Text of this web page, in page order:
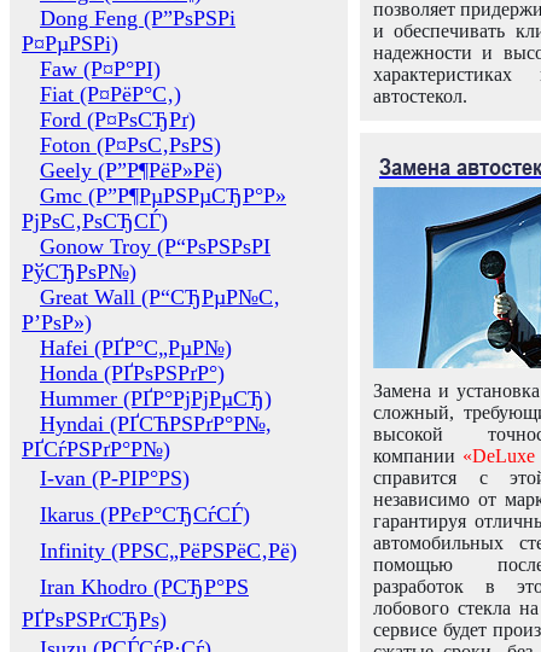
Dong Feng (Р”РѕРЅРі
Р¤РµРЅРі)
Faw (Р¤Р°РІ)
Fiat (Р¤РёР°С‚)
Ford (Р¤РѕСЂРґ)
Foton (Р¤РѕС‚РѕРЅ)
Geely (Р”Р¶РёР»Рё)
Gmc (Р”Р¶РµРЅРµСЂР°Р»
РјРѕС‚РѕСЂСЃ)
Gonow Troy (Р“РѕРЅРѕРІ
РўСЂРѕР№)
Great Wall (Р“СЂРµР№С‚
Р’РѕР»)
Hafei (РҐР°С„РµР№)
Honda (РҐРѕРЅРґР°)
Hummer (РҐР°РјРјРµСЂ)
Hyndai (РҐСЋРЅРґР°Р№,
РҐСѓРЅРґР°Р№)
I-van (Р-РІР°РЅ)
Ikarus (РРєР°СЂСѓСЃ)
Infinity (РРЅС„РёРЅРёС‚Рё)
Iran Khodro (РСЂР°РЅ
РҐРѕРЅРґСЂРѕ)
позволяет
и обеспечивать
надежности и
автостекол.
Замена
Замена и
сложный,
высокой
компании «DeLuxe
справится с
независимо от
гарантируя
автомобильных
помощью
разработок в
лобового стекла
сервисе будет